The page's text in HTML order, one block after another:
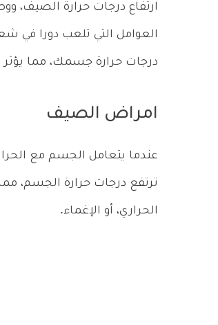
ارتفاع درجات حرارة الصيف،
العوامل التي تلعب دورا في
درجات حرارة جسمك، مما
امراض الصيف
عندما يتعامل الجسم مع
ترتفع درجات حرارة الجسم،
الحراري، أو الإغماء.